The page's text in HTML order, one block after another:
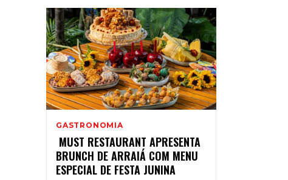
GASTRONOMIA
MUST RESTAURANT APRESENTA
BRUNCH DE ARRAIÁ COM MENU
ESPECIAL DE FESTA JUNINA